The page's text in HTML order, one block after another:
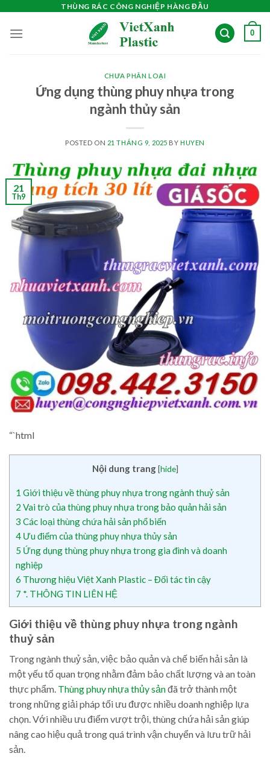
content
THÙNG RÁC CÔNG NGHIỆP HÀNG ĐẦU
0
CHƯA PHÂN LOẠI
Ứng dụng thùng phuy nhựa trong
ngành thủy sản
POSTED ON 21 THÁNG 9, 2025 BY HUYEN
21
Th9
“`html
Nội dung trang [hide]
1 Giới thiệu về thùng phuy nhựa trong ngành thuỷ sản
2 Vai trò của thùng phuy nhựa trong bảo quản hải sản
3 Các loại thùng chứa hải sản phổ biến
4 Ưu điểm của thùng phuy nhựa thủy sản
5 Ứng dụng thùng phuy nhựa trong gia đình và doanh
nghiệp
6 Thương hiệu Việt Xanh Plastic – Đối tác tin cậy
7 *. THÔNG TIN LIÊN HỆ
Giới thiệu về thùng phuy nhựa trong ngành
thuỷ sản
Trong ngành thuỷ sản, việc bảo quản và chế biến hải sản là
một yếu tố quan trọng nhằm đảm bảo chất lượng và an toàn
thực phẩm. Thùng phuy nhựa thủy sảnđã trở thành một
trong những giải pháp tối ưu được nhiều doanh nghiệp lựa
chọn. Với nhiều ưu điểm vượt trội, thùng chứa hải sản giúp
nâng cao hiệu quả trong quá trình vận chuyển và lưu trữ hải
sản.